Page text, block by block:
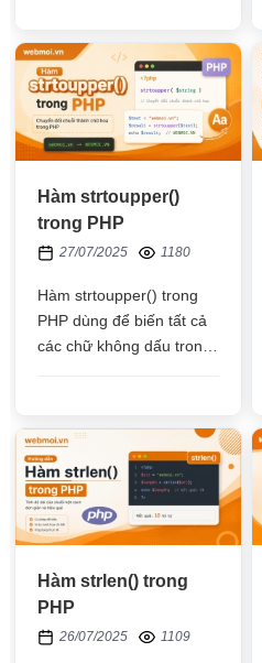
Hàm strtoupper()
trong PHP
27/07/2025 1180
Hàm strtoupper() trong
PHP dùng để biến tất cả
các chữ không dấu trong
Hàm strlen() trong
PHP
26/07/2025 1109